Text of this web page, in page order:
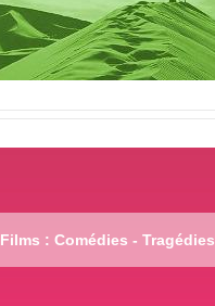
Films : Comédies - Tragédies